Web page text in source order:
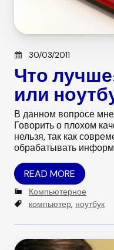
Posted on
30/03/2011
Что
или
В данном вопросе
Говорить о плохом
нельзя, так как
обрабатывать
READ MORE
C
a
e
Компьютерное
T
g
компьютер, ноутбук